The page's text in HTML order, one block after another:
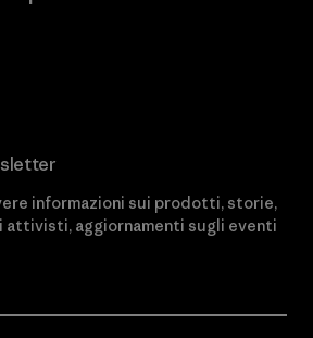
informazioni sui prodotti, storie,
attivisti, aggiornamenti sugli eventi